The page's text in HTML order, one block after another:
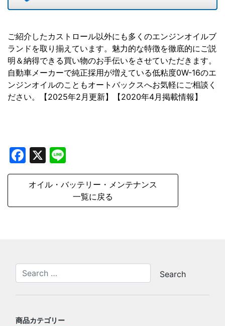
ご紹介したカストロール以外にも多くのエンジンオイルブ
ランドを取り揃えています。魅力的な特徴を徹底的にご説
明＆納得できる買い物のお手伝いをさせていただきます。
自動車メーカーで純正採用が増えている低粘度0W-16のエ
ンジンオイルのこともオートバックスへお気軽にご相談く
ださい。【2025年2月更新】【2020年4月掲載情報】
Facebook
X
オイル・バッテリー・メンテナンス
一覧に戻る
商品カテゴリー